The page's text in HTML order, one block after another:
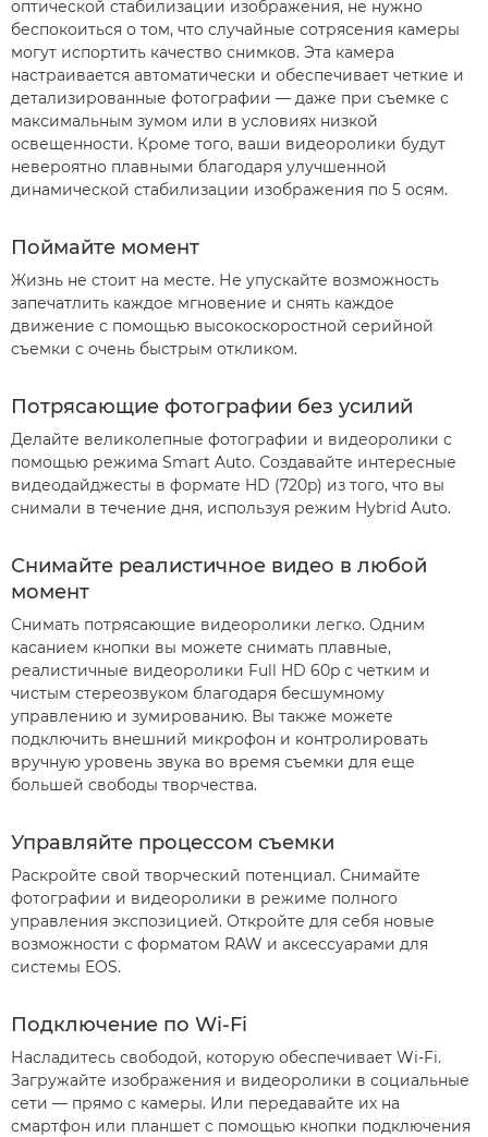
оптической стабилизации изображения, не нужно
беспокоиться о том, что случайные сотрясения камеры
могут испортить качество снимков. Эта камера
настраивается автоматически и обеспечивает четкие и
детализированные фотографии — даже при съемке с
максимальным зумом или в условиях низкой
освещенности. Кроме того, ваши видеоролики будут
невероятно плавными благодаря улучшенной
динамической стабилизации изображения по 5 осям.
Поймайте момент
Жизнь не стоит на месте. Не упускайте возможность
запечатлить каждое мгновение и снять каждое
движение с помощью высокоскоростной серийной
съемки с очень быстрым откликом.
Потрясающие фотографии без усилий
Делайте великолепные фотографии и видеоролики с
помощью режима Smart Auto. Создавайте интересные
видеодайджесты в формате HD (720p) из того, что вы
снимали в течение дня, используя режим Hybrid Auto.
Снимайте реалистичное видео в любой
момент
Снимать потрясающие видеоролики легко. Одним
касанием кнопки вы можете снимать плавные,
реалистичные видеоролики Full HD 60p с четким и
чистым стереозвуком благодаря бесшумному
управлению и зумированию. Вы также можете
подключить внешний микрофон и контролировать
вручную уровень звука во время съемки для еще
большей свободы творчества.
Управляйте процессом съемки
Раскройте свой творческий потенциал. Снимайте
фотографии и видеоролики в режиме полного
управления экспозицией. Откройте для себя новые
возможности с форматом RAW и аксессуарами для
системы EOS.
Подключение по Wi-Fi
Насладитесь свободой, которую обеспечивает Wi-Fi.
Загружайте изображения и видеоролики в социальные
сети — прямо с камеры. Или передавайте их на
смартфон или планшет с помощью кнопки подключения